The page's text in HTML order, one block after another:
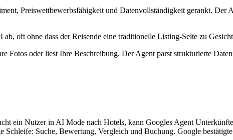
Preiswettbewerbsfähigkeit und Datenvollständigkeit gerankt. Der
oft ohne dass der Reisende eine traditionelle Listing-Seite zu
oder liest Ihre Beschreibung. Der Agent parst strukturierte
ein Nutzer in AI Mode nach Hotels, kann Googles Agent
Suche, Bewertung, Vergleich und Buchung. Google